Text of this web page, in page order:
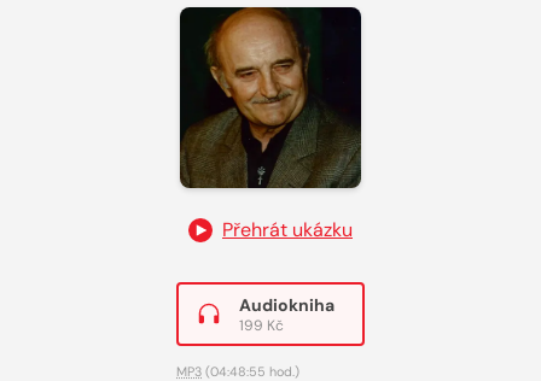
Přehrát ukázku
Audiokniha
199 Kč
MP3 (04:48:55 hod.)